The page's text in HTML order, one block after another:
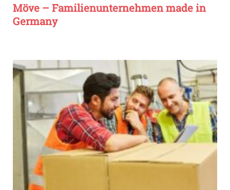
Möve – Familienunternehmen made in
Germany